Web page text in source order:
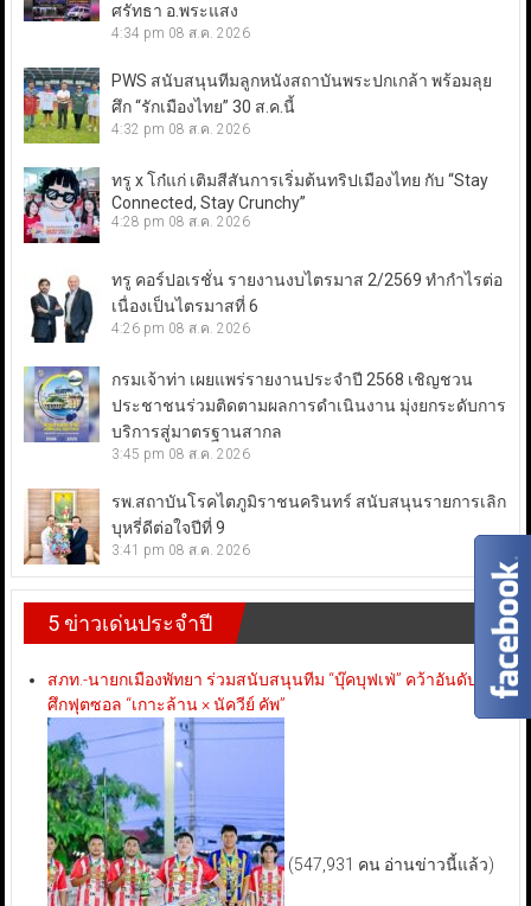
ศรัทธา อ.พระแสง
4:34 pm 08 ส.ค. 2026
PWS สนับสนุนทีมลูกหนังสถาบันพระปกเกล้า พร้อมลุย
ศึก “รักเมืองไทย” 30 ส.ค.นี้
4:32 pm 08 ส.ค. 2026
ทรู x โก๋แก่ เติมสีสันการเริ่มต้นทริปเมืองไทย กับ “Stay
Connected, Stay Crunchy”
4:28 pm 08 ส.ค. 2026
ทรู คอร์ปอเรชั่น รายงานงบไตรมาส 2/2569 ทำกำไรต่อ
เนื่องเป็นไตรมาสที่ 6
4:26 pm 08 ส.ค. 2026
กรมเจ้าท่า เผยแพร่รายงานประจำปี 2568 เชิญชวน
ประชาชนร่วมติดตามผลการดำเนินงาน มุ่งยกระดับการ
บริการสู่มาตรฐานสากล
3:45 pm 08 ส.ค. 2026
รพ.สถาบันโรคไตภูมิราชนครินทร์ สนับสนุนรายการเลิก
บุหรี่ดีต่อใจปีที่ 9
3:41 pm 08 ส.ค. 2026
5 ข่าวเด่นประจำปี
สภท.-นายกเมืองพัทยา ร่วมสนับสนุนทีม “บุ๊คบุฟเฟ่” คว้าอันดับ 3
ศึกฟุตซอล “เกาะล้าน × นัควีย์ คัพ”
(547,931 คน อ่านข่าวนี้แล้ว)